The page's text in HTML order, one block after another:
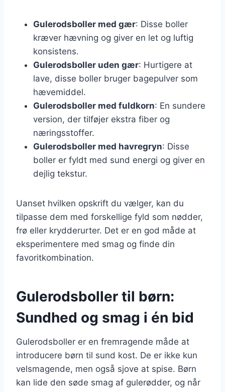
Gulerodsboller med gær: Disse boller
kræver hævning og giver en let og luftig
konsistens.
Gulerodsboller uden gær: Hurtigere at
lave, disse boller bruger bagepulver som
hævemiddel.
Gulerodsboller med fuldkorn: En sundere
version, der tilføjer ekstra fiber og
næringsstoffer.
Gulerodsboller med havregryn: Disse
boller er fyldt med sund energi og giver en
dejlig tekstur.
Uanset hvilken opskrift du vælger, kan du
tilpasse dem med forskellige fyld som nødder,
frø eller krydderurter. Det er en god måde at
eksperimentere med smag og finde din
favoritkombination.
Gulerodsboller til børn:
Sundhed og smag i én bid
Gulerodsboller er en fremragende måde at
introducere børn til sund kost. De er ikke kun
velsmagende, men også sjove at spise. Børn
kan lide den søde smag af gulerødder, og når